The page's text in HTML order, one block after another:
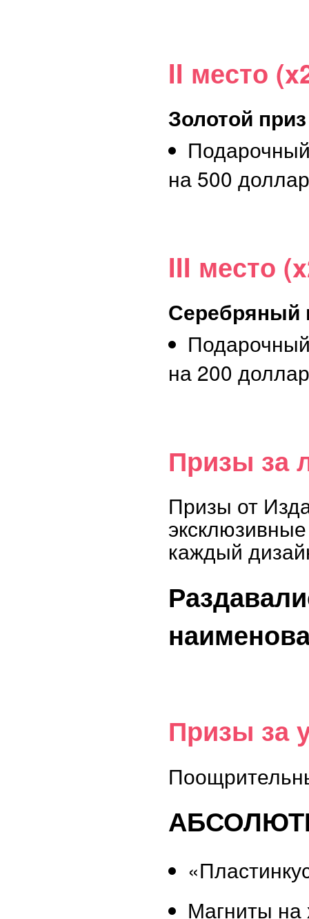
II место
Золотой
на 500
III место
Серебряный
на 200
Призы за
Призы от
каждый
Призы за
Магниты на